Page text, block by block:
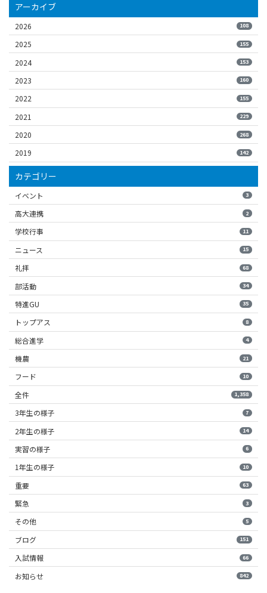
アーカイブ
2026 108
2025 155
2024 153
2023 160
2022 155
2021 229
2020 268
2019 142
カテゴリー
イベント 3
高大連携 2
学校行事 11
ニュース 15
礼拝 68
部活動 34
特進GU 35
トップアス 8
総合進学 4
機農 21
フード 10
全件 1,358
3年生の様子 7
2年生の様子 14
実習の様子 6
1年生の様子 10
重要 63
緊急 3
その他 5
ブログ 151
入試情報 66
お知らせ 842